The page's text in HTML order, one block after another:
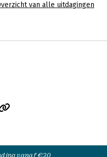
van alle uitdagingen
vanaf €20